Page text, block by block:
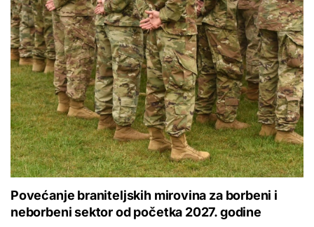
Povećanje braniteljskih mirovina za borbeni i
neborbeni sektor od početka 2027. godine